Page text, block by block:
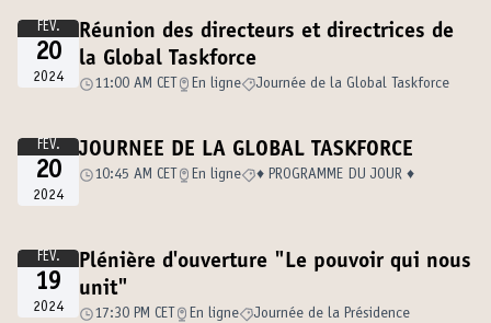
FÉV.
20
2024
Réunion des directeurs et directrices de
la Global Taskforce
11:00 AM CET En ligne Journée de la Global Taskforce
FÉV.
20
2024
JOURNEE DE LA GLOBAL TASKFORCE
10:45 AM CET En ligne ♦️ PROGRAMME DU JOUR ♦️
FÉV.
19
2024
Plénière d'ouverture "Le pouvoir qui nous
unit"
17:30 PM CET En ligne Journée de la Présidence